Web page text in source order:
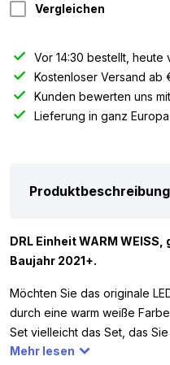
Vergleichen
Vor 14:30 bestellt, heute
Kostenloser Versand ab
Kunden bewerten uns
Lieferung in ganz Europa
Produktbeschreibung
DRL Einheit WARM
Baujahr 2021+.
Möchten Sie das originale
durch eine warm weiße
Set vielleicht das Set, das
zwei LED Plättchen, mit
Mehr lesen